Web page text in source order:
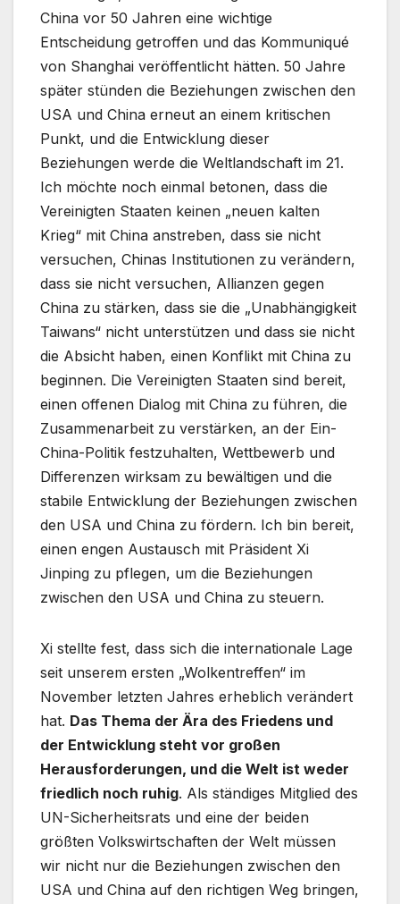
China vor 50 Jahren eine wichtige
Entscheidung getroffen und das Kommuniqué
von Shanghai veröffentlicht hätten. 50 Jahre
später stünden die Beziehungen zwischen den
USA und China erneut an einem kritischen
Punkt, und die Entwicklung dieser
Beziehungen werde die Weltlandschaft im 21.
Ich möchte noch einmal betonen, dass die
Vereinigten Staaten keinen „neuen kalten
Krieg“ mit China anstreben, dass sie nicht
versuchen, Chinas Institutionen zu verändern,
dass sie nicht versuchen, Allianzen gegen
China zu stärken, dass sie die „Unabhängigkeit
Taiwans“ nicht unterstützen und dass sie nicht
die Absicht haben, einen Konflikt mit China zu
beginnen. Die Vereinigten Staaten sind bereit,
einen offenen Dialog mit China zu führen, die
Zusammenarbeit zu verstärken, an der Ein-
China-Politik festzuhalten, Wettbewerb und
Differenzen wirksam zu bewältigen und die
stabile Entwicklung der Beziehungen zwischen
den USA und China zu fördern. Ich bin bereit,
einen engen Austausch mit Präsident Xi
Jinping zu pflegen, um die Beziehungen
zwischen den USA und China zu steuern.
Xi stellte fest, dass sich die internationale Lage
seit unserem ersten „Wolkentreffen“ im
November letzten Jahres erheblich verändert
hat. Das Thema der Ära des Friedens und
der Entwicklung steht vor großen
Herausforderungen, und die Welt ist weder
friedlich noch ruhig. Als ständiges Mitglied des
UN-Sicherheitsrats und eine der beiden
größten Volkswirtschaften der Welt müssen
wir nicht nur die Beziehungen zwischen den
USA und China auf den richtigen Weg bringen,